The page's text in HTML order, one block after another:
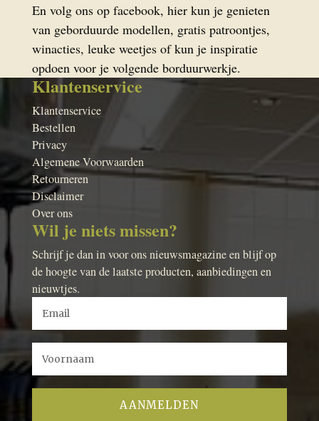
En volg ons op facebook, hier kun je genieten
van geborduurde modellen, gratis patroontjes,
winacties, leuke weetjes of kun je inspiratie
opdoen voor je volgende borduurwerkje.
Klantenservice
Klantenservice
Bestellen
Privacy
Algemene Voorwaarden
Retourneren
Disclaimer
Over ons
Wil je niets missen?
Schrijf je dan in voor ons nieuwsmagazine en blijf op
de hoogte van de laatste producten, aanbiedingen en
nieuwtjes.